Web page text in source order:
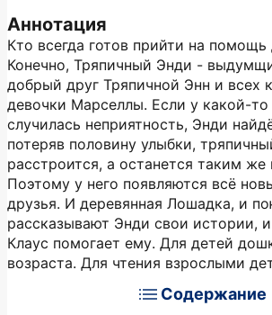
Аннотация
Кто всегда готов прийти на помощь
Конечно, Тряпичный Энди -
добрый друг Тряпичной Энн и всех
девочки Марселлы. Если у какой-
случилась неприятность, Энди
потеряв половину улыбки,
расстроится, а останется таким
Поэтому у него появляются всё
друзья. И деревянная Лошадка, и
рассказывают Энди свои истории,
Клаус помогает ему. Для детей
возраста. Для чтения взрослыми
Содержание